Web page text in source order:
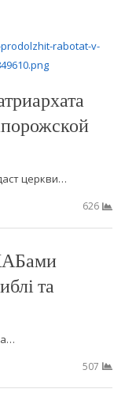
церкви…
626
та
507